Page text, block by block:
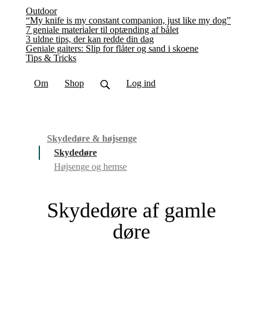
Outdoor
“My knife is my constant companion, just like my dog”
7 geniale materialer til optænding af bålet
3 uldne tips, der kan redde din dag
Geniale gaiters: Slip for flåter og sand i skoene
Tips & Tricks
Om Shop Log ind
Skydedøre & højsenge
Skydedøre
Højsenge og hemse
Skydedøre af gamle
døre